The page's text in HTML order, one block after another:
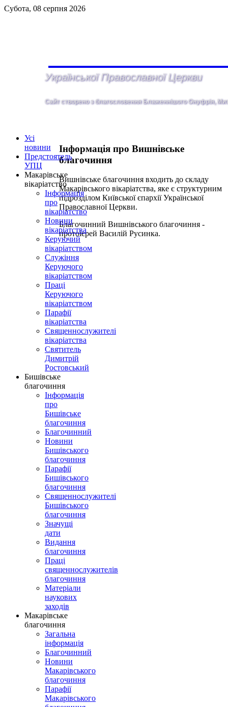
Субота, 08 серпня 2026
Української Православної Церкви
Сайт створено з благословення Блаженнiшого Онуфрія,
Інформація про Вишнівське
благочиння
Вишнівське благочиння входить до складу
Макарівського вікаріатства, яке є структурним
підрозділом Київської єпархії Української
Православної Церкви.
Благочинний Вишнівського благочиння -
протоієрей Василій Русинка.
Усі
новини
Предстоятель
УПЦ
Макарівське
вікаріатство
Інформація
про
вікаріатство
Новини
вікаріатства
Керуючий
вікаріатством
Служіння
Керуючого
вікаріатством
Праці
Керуючого
вікаріатством
Парафії
вікаріатства
Священнослужителі
вікаріатства
Святитель
Димитрій
Ростовський
Бишівське
благочиння
Інформація
про
Бишівське
благочиння
Благочинний
Новини
Бишівського
благочиння
Парафії
Бишівського
благочиння
Священнослужителі
Бишівського
благочиння
Значущі
дати
Видання
благочиння
Праці
священнослужителів
благочиння
Матеріали
наукових
заходів
Макарівське
благочиння
Загальна
інформація
Благочинний
Новини
Макарівського
благочиння
Парафії
Макарівського